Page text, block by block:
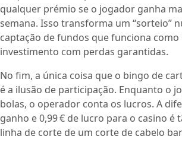
qualquer prémio se o jogador ganha
semana. Isso transforma um “sorteio”
captação de fundos que funciona
investimento com perdas garantidas.
No fim, a única coisa que o bingo de
é a ilusão de participação. Enquanto o
bolas, o operador conta os lucros. A
ganho e 0,99 € de lucro para o casino é
linha de corte de um corte de cabelo